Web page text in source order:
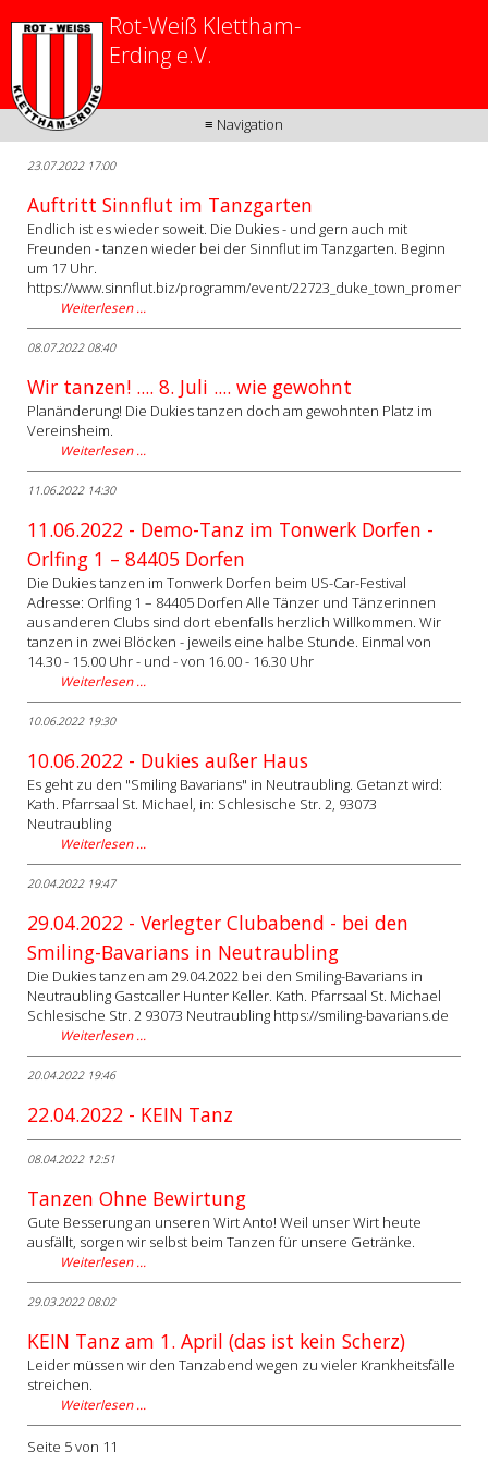
≡ Navigation
Rot-Weiß Klettham-
Erding e.V.
23.07.2022 17:00
Auftritt Sinnflut im Tanzgarten
Endlich ist es wieder soweit. Die Dukies - und gern auch mit
Freunden - tanzen wieder bei der Sinnflut im Tanzgarten. Beginn
um 17 Uhr.
https://www.sinnflut.biz/programm/event/
Weiterlesen …
08.07.2022 08:40
Wir tanzen! .... 8. Juli .... wie gewohnt
Planänderung! Die Dukies tanzen doch am gewohnten Platz im
Vereinsheim.
Weiterlesen …
11.06.2022 14:30
11.06.2022 - Demo-Tanz im Tonwerk Dorfen -
Orlfing 1 – 84405 Dorfen
Die Dukies tanzen im Tonwerk Dorfen beim US-Car-Festival
Adresse: Orlfing 1 – 84405 Dorfen Alle Tänzer und Tänzerinnen
aus anderen Clubs sind dort ebenfalls herzlich Willkommen. Wir
tanzen in zwei Blöcken - jeweils eine halbe Stunde. Einmal von
14.30 - 15.00 Uhr - und - von 16.00 - 16.30 Uhr
Weiterlesen …
10.06.2022 19:30
10.06.2022 - Dukies außer Haus
Es geht zu den "Smiling Bavarians" in Neutraubling. Getanzt wird:
Kath. Pfarrsaal St. Michael, in: Schlesische Str. 2, 93073
Neutraubling
Weiterlesen …
20.04.2022 19:47
29.04.2022 - Verlegter Clubabend - bei den
Smiling-Bavarians in Neutraubling
Die Dukies tanzen am 29.04.2022 bei den Smiling-Bavarians in
Neutraubling Gastcaller Hunter Keller. Kath. Pfarrsaal St. Michael
Schlesische Str. 2 93073 Neutraubling https://smiling-bavarians.de
Weiterlesen …
20.04.2022 19:46
22.04.2022 - KEIN Tanz
08.04.2022 12:51
Tanzen Ohne Bewirtung
Gute Besserung an unseren Wirt Anto! Weil unser Wirt heute
ausfällt, sorgen wir selbst beim Tanzen für unsere Getränke.
Weiterlesen …
29.03.2022 08:02
KEIN Tanz am 1. April (das ist kein Scherz)
Leider müssen wir den Tanzabend wegen zu vieler Krankheitsfälle
streichen.
Weiterlesen …
Seite 5 von 11